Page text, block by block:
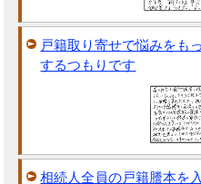
戸籍取り寄せで悩みをも
するつもりです
相続人全員の戸籍謄本を